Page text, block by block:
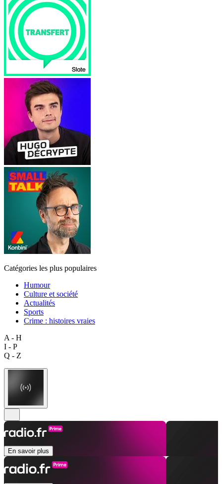
Catégories les plus populaires
Humour
Culture et société
Actualités
Sports
Crime : histoires vraies
A - H
I - P
Q - Z
En savoir plus